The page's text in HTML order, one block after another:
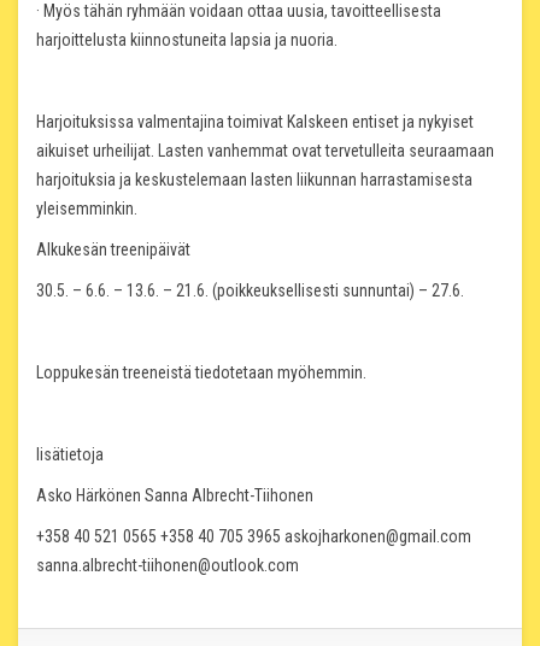
· Myös tähän ryhmään voidaan ottaa uusia, tavoitteellisesta
harjoittelusta kiinnostuneita lapsia ja nuoria.
Harjoituksissa valmentajina toimivat Kalskeen entiset ja nykyiset
aikuiset urheilijat. Lasten vanhemmat ovat tervetulleita seuraamaan
harjoituksia ja keskustelemaan lasten liikunnan harrastamisesta
yleisemminkin.
Alkukesän treenipäivät
30.5. – 6.6. – 13.6. – 21.6. (poikkeuksellisesti sunnuntai) – 27.6.
Loppukesän treeneistä tiedotetaan myöhemmin.
lisätietoja
Asko Härkönen Sanna Albrecht-Tiihonen
+358 40 521 0565 +358 40 705 3965 askojharkonen@gmail.com
sanna.albrecht-tiihonen@outlook.com